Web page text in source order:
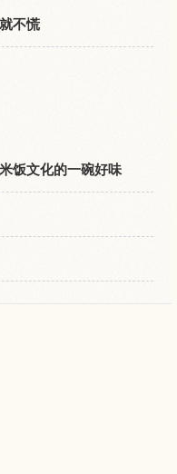
不慌
饭文化的一碗好味